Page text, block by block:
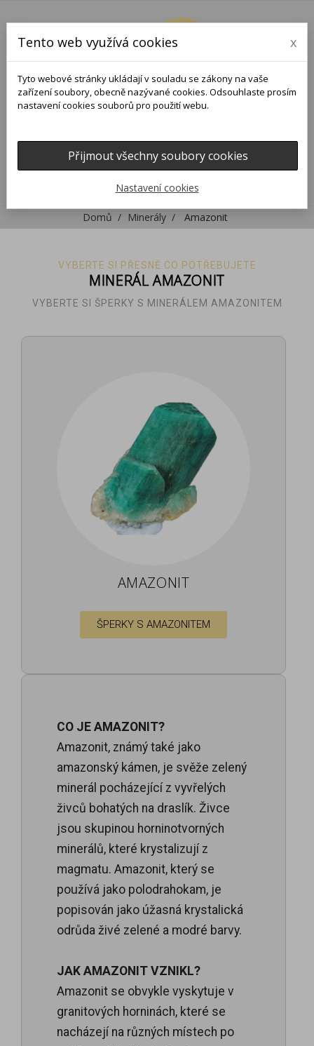
Domů Minerály Amazonit
VYBERTE SI PŘESNĚ CO POTŘEBUJETE
MINERÁL AMAZONIT
VYBERTE SI ŠPERKY S MINERÁLEM AMAZONITEM
AMAZONIT
ŠPERKY S AMAZONITEM
CO JE AMAZONIT?
Amazonit, známý také jako
amazonský kámen, je svěže zelený
minerál pocházející z vyvřelých
živců bohatých na draslík. Živce
jsou skupinou horninotvorných
minerálů, které krystalizují z
magmatu. Amazonit, který se
používá jako polodrahokam, je
popisován jako úžasná krystalická
odrůda živé zelené a modré barvy.
JAK AMAZONIT VZNIKL?
Amazonit se obvykle vyskytuje v
granitových horninách, které se
nacházejí na různých místech po
Tento web využívá cookies x
Tyto webové stránky ukládají v souladu se zákony na vaše
zařízení soubory, obecně nazývané cookies. Odsouhlaste prosím
nastavení cookies souborů pro použití webu.
Přijmout všechny soubory cookies
Nastavení cookies